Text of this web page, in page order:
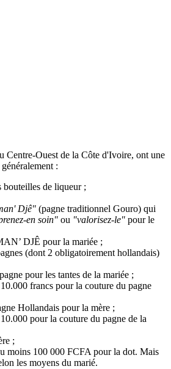
Centre-Ouest de la Côte d'Ivoire, ont une
:
bouteilles de liqueur ;
Djê" (pagne traditionnel Gouro) qui
en soin" ou "valorisez-le" pour le
DJÊ pour la mariée ;
(dont 2 obligatoirement hollandais)
pour les tantes de la mariée ;
francs pour la couture du pagne
Hollandais pour la mère ;
pour la couture du pagne de la
;
moins 100 000 FCFA pour la dot. Mais
les moyens du marié.